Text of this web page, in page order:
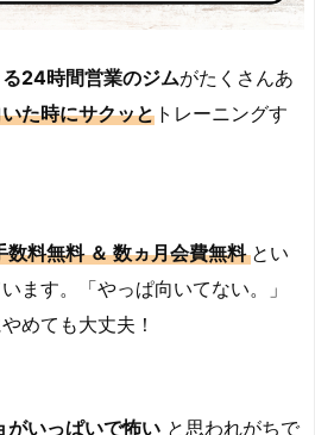
24時間営業のジムがたくさんあ
た時にサクッと トレーニングす
数料無料 ＆ 数ヵ月会費無料とい
ます。「やっぱ向いてない。」
めても大丈夫！
がいっぱいで怖い と思われがちで